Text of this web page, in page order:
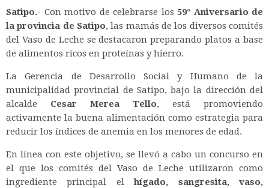
Satipo.- Con motivo de celebrarse los 59° Aniversario de
la provincia de Satipo, las mamás de los diversos comités
del Vaso de Leche se destacaron preparando platos a base
de alimentos ricos en proteínas y hierro.
La Gerencia de Desarrollo Social y Humano de la
municipalidad provincial de Satipo, bajo la dirección del
alcalde Cesar Merea Tello, está promoviendo
activamente la buena alimentación como estrategia para
reducir los índices de anemia en los menores de edad.
En línea con este objetivo, se llevó a cabo un concurso en
el que los comités del Vaso de Leche utilizaron como
ingrediente principal elhígado, sangresita, vaso,